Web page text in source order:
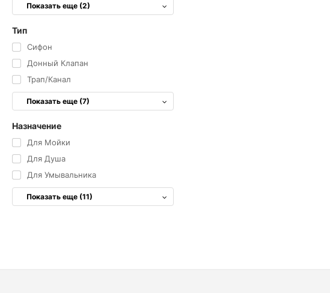
Показать еще (2)
Тип
Сифон
Донный Клапан
Трап/канал
Показать еще (7)
Назначение
Для Мойки
Для Душа
Для Умывальника
Показать еще (11)